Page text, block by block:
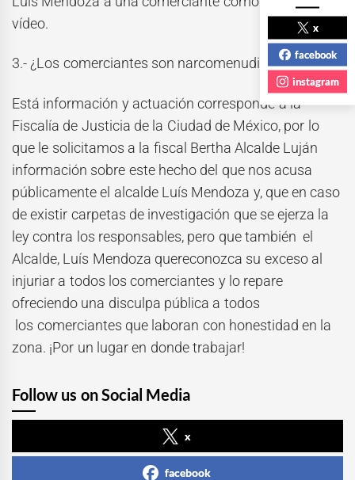
vídeo.
3.- ¿Los comerciantes son narcomenudistas?
Está información y actuación corresponde a la
Fiscalía de Justicia de la Ciudad de México, por lo
que le solicitamos a la fiscal Bertha Alcalde Luján
información sobre este hecho del que nos acusa
públicamente el alcalde Luís Mendoza y, que en caso
de existir carpetas de investigación que se ejerza la
ley contra los responsables, pero que también el
Alcalde, Luís Mendoza quereconozca su exceso al
injuriar a todos los comerciantes y lo repare
ofreciendo una disculpa pública a todos
los comerciantes que laboran con honestidad en la
zona. ¡Por un lugar en donde trabajar!
Follow us on Social Media
x
facebook
x
facebook
instagram